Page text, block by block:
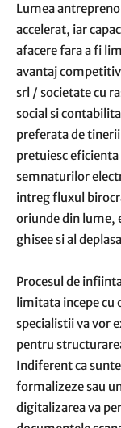
Lumea
accelerat, iar
afacere fara a fi
avantaj
srl / societate cu
social si
preferata de
pretuiesc
semnaturilor
intreg fluxul
oriunde din lume,
ghisee si al
Procesul de
limitata incepe cu
specialistii va vor
pentru
Indiferent ca
formalizeze sau
digitalizarea va